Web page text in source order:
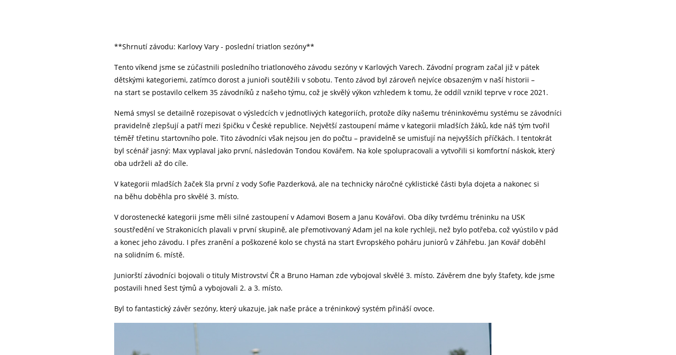
**Shrnutí závodu: Karlovy Vary - poslední triatlon sezóny**
Tento víkend jsme se zúčastnili posledního triatlonového závodu sezóny v Karlových Varech. Závodní program začal již v pátek
dětskými kategoriemi, zatímco dorost a junioři soutěžili v sobotu. Tento závod byl zároveň nejvíce obsazeným v naší historii –
na start se postavilo celkem 35 závodníků z našeho týmu, což je skvělý výkon vzhledem k tomu, že oddíl vznikl teprve v roce 2021.
Nemá smysl se detailně rozepisovat o výsledcích v jednotlivých kategoriích, protože díky našemu tréninkovému systému se závodníci
pravidelně zlepšují a patří mezi špičku v České republice. Největší zastoupení máme v kategorii mladších žáků, kde náš tým tvořil
téměř třetinu startovního pole. Tito závodníci však nejsou jen do počtu – pravidelně se umisťují na nejvyšších příčkách. I tentokrát
byl scénář jasný: Max vyplaval jako první, následován Tondou Kovářem. Na kole spolupracovali a vytvořili si komfortní náskok, který
oba udrželi až do cíle.
V kategorii mladších žaček šla první z vody Sofie Pazderková, ale na technicky náročné cyklistické části byla dojeta a nakonec si
na běhu doběhla pro skvělé 3. místo.
V dorostenecké kategorii jsme měli silné zastoupení v Adamovi Bosem a Janu Kovářovi. Oba díky tvrdému tréninku na USK
soustředění ve Strakonicích plavali v první skupině, ale přemotivovaný Adam jel na kole rychleji, než bylo potřeba, což vyústilo v pád
a konec jeho závodu. I přes zranění a poškozené kolo se chystá na start Evropského poháru juniorů v Záhřebu. Jan Kovář doběhl
na solidním 6. místě.
Juniorští závodníci bojovali o tituly Mistrovství ČR a Bruno Haman zde vybojoval skvělé 3. místo. Závěrem dne byly štafety, kde jsme
postavili hned šest týmů a vybojovali 2. a 3. místo.
Byl to fantastický závěr sezóny, který ukazuje, jak naše práce a tréninkový systém přináší ovoce.